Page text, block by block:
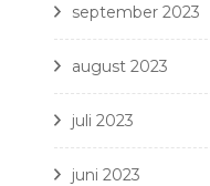
september 2023
august 2023
juli 2023
juni 2023